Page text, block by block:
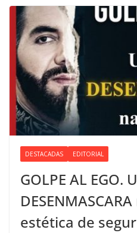
DESTACADAS EDITORIAL
GOLPE AL EGO.
estética de